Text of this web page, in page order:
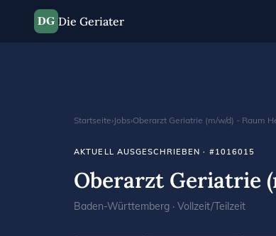
DG Die Geriater
Startseite›Jobs›Oberarzt Geriatrie (m/w/d) - Raum
AKTUELL AUSGESCHRIEBEN · #1016015
Oberarzt Geriatrie
Baden-Württemberg · Vollzeit/Teilzeit